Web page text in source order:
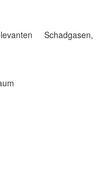
Schadgasen,